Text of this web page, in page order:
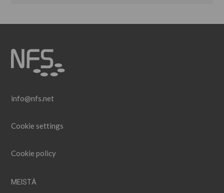
info@nfs.net
Cookie settings
Cookie policy
MEISTÄ